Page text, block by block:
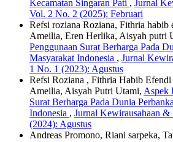
Kecamatan Singaran Pati , Jurnal
Vol. 2 No. 2 (2025): Februari
Refsi roziana Roziana, Fithria habib
Ameilia, Eren Herlika, Aisyah putri
Penggunaan Surat Berharga Pada
Masyarakat Indonesia , Jurnal
1 No. 1 (2023): Agustus
Refsi Roziana , Fithria Habib
Ameilia, Aisyah Putri Utami, Aspek
Surat Berharga Pada Dunia
Indonesia , Jurnal Kewirausahaan
(2024): Agustus
Andreas Promono, Riani sarpeka,